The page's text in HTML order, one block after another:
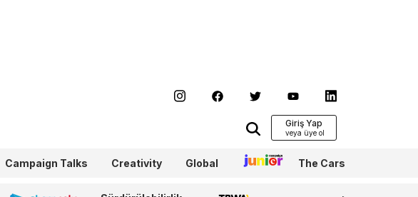
Giriş Yap
Campaign Talks Creativity Global Junior The Cars